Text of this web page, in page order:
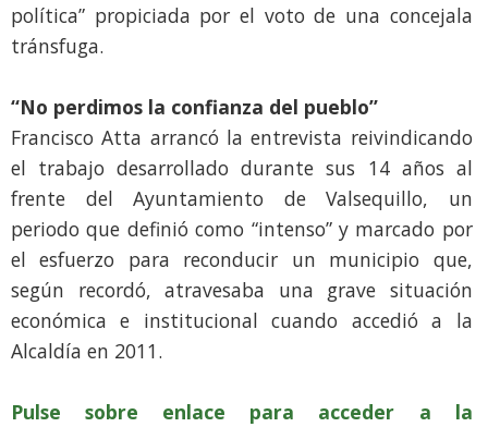
política” propiciada por el voto de una concejala
tránsfuga.
“No perdimos la confianza del pueblo”
Francisco Atta arrancó la entrevista reivindicando
el trabajo desarrollado durante sus 14 años al
frente del Ayuntamiento de Valsequillo, un
periodo que definió como “intenso” y marcado por
el esfuerzo para reconducir un municipio que,
según recordó, atravesaba una grave situación
económica e institucional cuando accedió a la
Alcaldía en 2011.
Pulse sobre enlace para acceder a la